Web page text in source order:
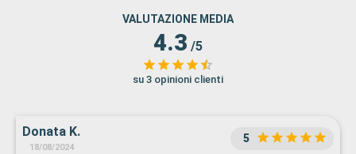
VALUTAZIONE MEDIA
4.3 /5
su 3 opinioni clienti
Donata K.
18/08/2024
5